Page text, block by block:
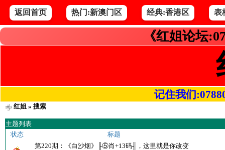
返回首页 热门:新澳门区 经典:香港区 表
《红姐论坛
记住我们
红姐» 搜索
主题列表
状态
标题
第220期：《白沙烟》╟⑤肖+13码╢，这里就是你改变